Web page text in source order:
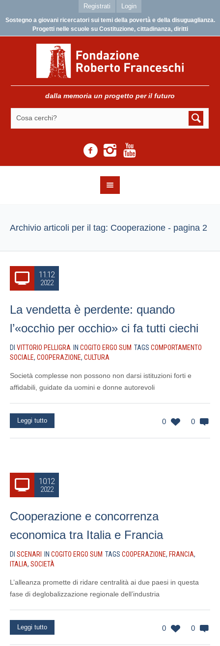
Registrati Login
Sostegno a giovani ricercatori sui temi della povertà e della disuguaglianza.
Progetti nelle scuole su Costituzione, cittadinanza, diritti
dalla memoria un progetto per il futuro
Archivio articoli per il tag: Cooperazione - pagina 2
11.12
2022
La vendetta è perdente: quando
l’«occhio per occhio» ci fa tutti ciechi
DI VITTORIO PELLIGRA IN COGITO ERGO SUM TAGS COMPORTAMENTO
SOCIALE, COOPERAZIONE, CULTURA
Società complesse non possono non darsi istituzioni forti e
affidabili, guidate da uomini e donne autorevoli
0 0
Leggi tutto
10.12
2022
Cooperazione e concorrenza
economica tra Italia e Francia
DI SCENARI IN COGITO ERGO SUM TAGS COOPERAZIONE, FRANCIA,
ITALIA, SOCIETÀ
L’alleanza promette di ridare centralità ai due paesi in questa
fase di deglobalizzazione regionale dell’industria
0 0
Leggi tutto